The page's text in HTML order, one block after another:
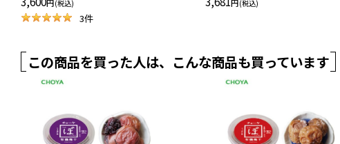
円(税込)
3件
円(税込)
この商品を買った人は、こんな商品も買っています